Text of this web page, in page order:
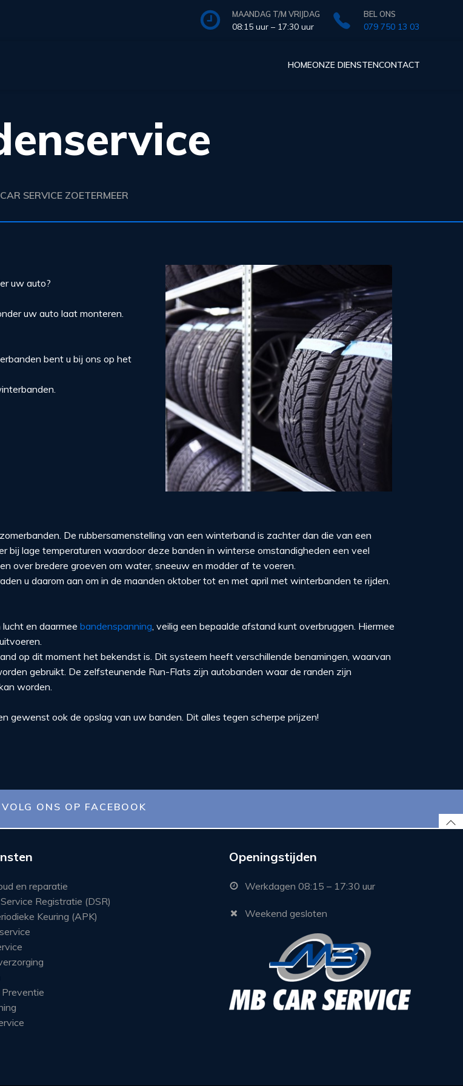
MAANDAG T/M VRIJDAG
08:15 uur – 17:30 uur
BEL ONS
079 750 13 03
HOMEONZE DIENSTENCONTACT
SERVICE ZOETERMEER
uw auto?
uw auto laat monteren.
bent u bij ons op het
De rubbersamenstelling van een winterband is zachter dan die van een
bij lage temperaturen waardoor deze banden in winterse omstandigheden een veel
over bredere groeven om water, sneeuw en modder af te voeren.
u daarom aan om in de maanden oktober tot en met april met winterbanden te rijden.
en daarmee bandenspanning, veilig een bepaalde afstand kunt overbruggen. Hiermee
op dit moment het bekendst is. Dit systeem heeft verschillende benamingen, waarvan
gebruikt. De zelfsteunende Run-Flats zijn autobanden waar de randen zijn
worden.
gewenst ook de opslag van uw banden. Dit alles tegen scherpe prijzen!
VOLG ONS OP FACEBOOK
en reparatie
Registratie (DSR)
Keuring (APK)
Openingstijden
Werkdagen 08:15 – 17:30 uur
Weekend gesloten